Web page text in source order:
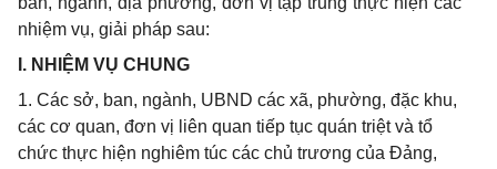
nhiệm vụ, giải pháp sau:
I. NHIỆM VỤ CHUNG
1. Các sở, ban, ngành, UBND các xã, phường, đặc khu,
các cơ quan, đơn vị liên quan tiếp tục quán triệt và tổ
chức thực hiện nghiêm túc các chủ trương của Đảng,